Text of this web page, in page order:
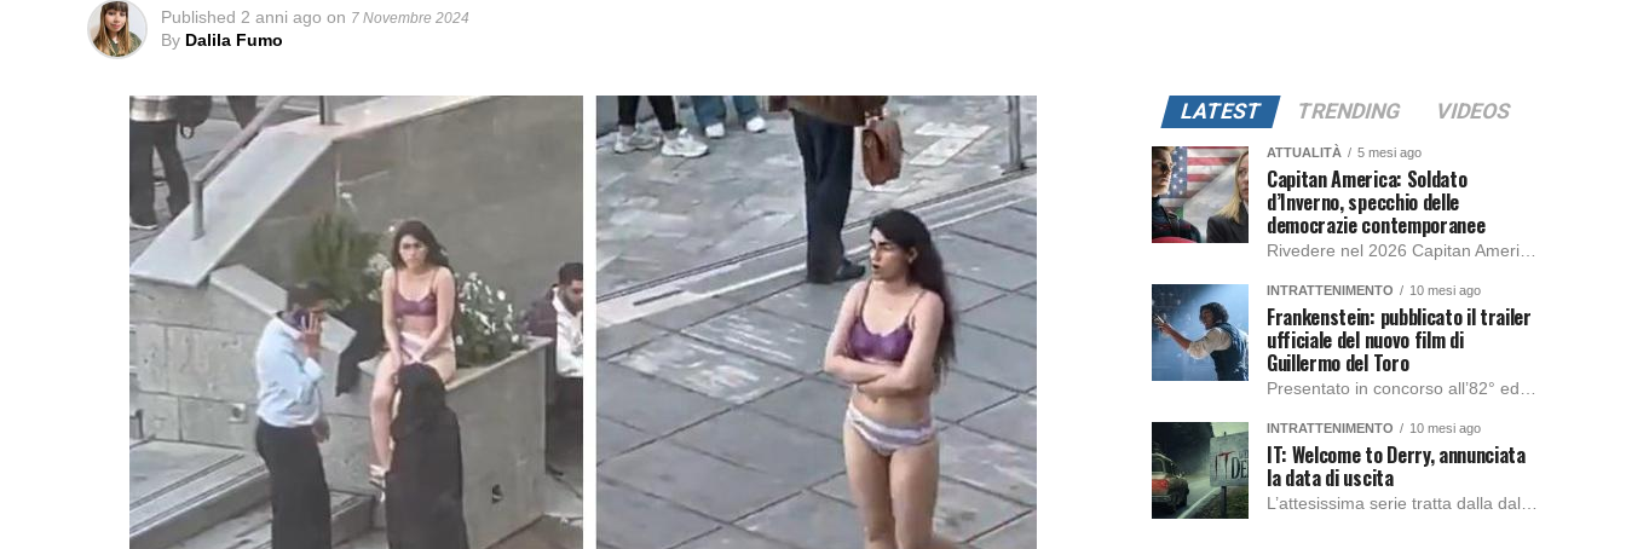
Published 2 anni ago on 7 Novembre 2024
By Dalila Fumo
LATEST TRENDING VIDEOS
ATTUALITÀ 5 mesi ago
Capitan America: Soldato
d’Inverno, specchio delle
democrazie contemporanee
INTRATTENIMENTO 10 mesi ago
Frankenstein: pubblicato il trailer
ufficiale del nuovo film di
Guillermo del Toro
INTRATTENIMENTO 10 mesi ago
IT: Welcome to Derry, annunciata
la data di uscita